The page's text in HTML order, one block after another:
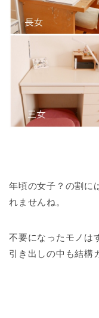
年頃の女子？の割に
れませんね。
不要になったモノは
引き出しの中も結構